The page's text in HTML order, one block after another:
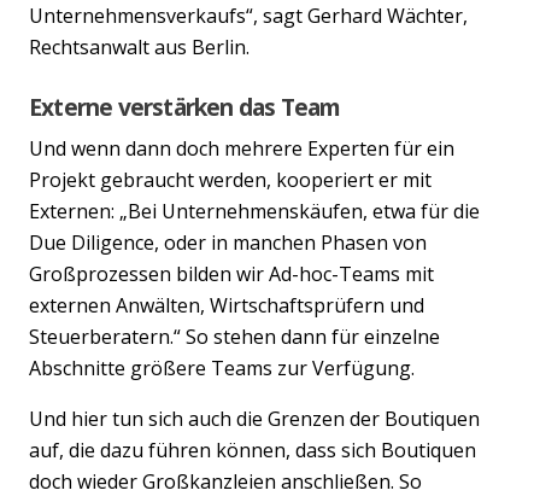
Unternehmensverkaufs“, sagt Gerhard Wächter,
Rechtsanwalt aus Berlin.
Externe verstärken das Team
Und wenn dann doch mehrere Experten für ein
Projekt gebraucht werden, kooperiert er mit
Externen: „Bei Unternehmenskäufen, etwa für die
Due Diligence, oder in manchen Phasen von
Großprozessen bilden wir Ad-hoc-Teams mit
externen Anwälten, Wirtschaftsprüfern und
Steuerberatern.“ So stehen dann für einzelne
Abschnitte größere Teams zur Verfügung.
Und hier tun sich auch die Grenzen der Boutiquen
auf, die dazu führen können, dass sich Boutiquen
doch wieder Großkanzleien anschließen. So